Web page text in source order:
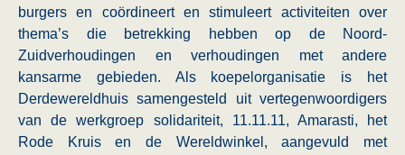
burgers en coördineert en stimuleert activiteiten over
thema’s die betrekking hebben op de Noord-
Zuidverhoudingen en verhoudingen met andere
kansarme gebieden. Als koepelorganisatie is het
Derdewereldhuis samengesteld uit vertegenwoordigers
van de werkgroep solidariteit, 11.11.11, Amarasti, het
Rode Kruis en de Wereldwinkel, aangevuld met